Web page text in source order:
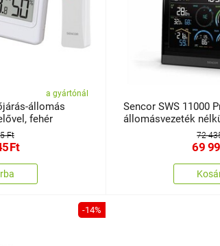
a gyártónál
állomás
fehér
Ft
Ft
Sencor SWS 11000
állomásvezeték
72
69
-14%